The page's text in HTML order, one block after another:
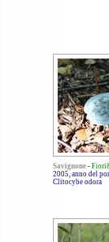
Savignone -
2005, anno del
Clitocybe odora